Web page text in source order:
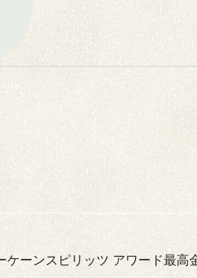
ケーンスピリッツ アワード最